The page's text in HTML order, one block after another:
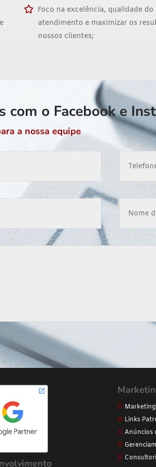
Foco na excelência, qualidade do
atendimento e maximizar os
nossos clientes;
com o Facebook e
a nossa equipe
Links
Anúncios